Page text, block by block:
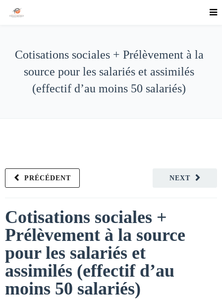
Cotisations sociales + Prélèvement à la
source pour les salariés et assimilés
(effectif d’au moins 50 salariés)
NEXT
PRÉCÉDENT
Cotisations sociales +
Prélèvement à la source
pour les salariés et
assimilés (effectif d’au
moins 50 salariés)